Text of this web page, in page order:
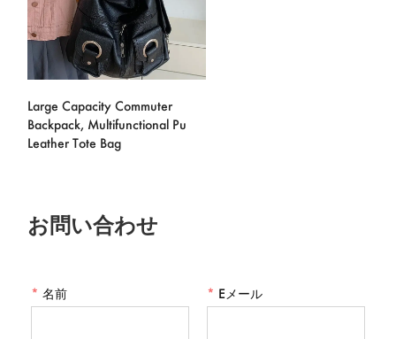
Large Capacity Commuter
Backpack, Multifunctional Pu
Leather Tote Bag
お問い合わせ
* 名前 * Eメール